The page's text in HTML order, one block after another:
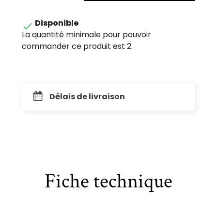
 Disponible
La quantité minimale pour pouvoir
commander ce produit est 2.
Délais de livraison
Fiche technique